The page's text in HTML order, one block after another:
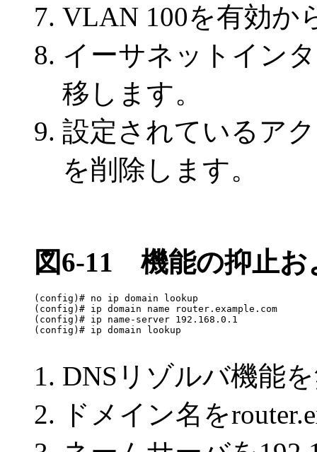
VLAN 100を有効か
イーサネットイン
移します。
設定されているア
を削除します。
図6-11機能の抑止
(config)# no ip domain lookup
(config)# ip domain name router.example.com
(config)# ip name-server 192.168.0.1
(config)# ip domain lookup
DNSリゾルバ機能
ドメイン名を